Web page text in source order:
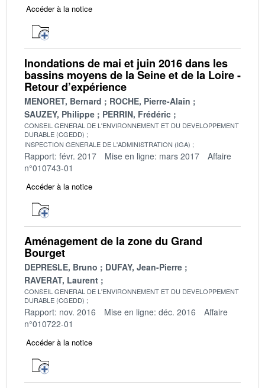
Accéder à la notice
Inondations de mai et juin 2016 dans les
bassins moyens de la Seine et de la Loire -
Retour d’expérience
MENORET, Bernard
ROCHE, Pierre-Alain
SAUZEY, Philippe
PERRIN, Frédéric
CONSEIL GENERAL DE L'ENVIRONNEMENT ET DU DEVELOPPEMENT
DURABLE (CGEDD)
INSPECTION GENERALE DE L'ADMINISTRATION (IGA)
Rapport: févr. 2017 Mise en ligne: mars 2017
Affaire
n°010743-01
Accéder à la notice
Aménagement de la zone du Grand
Bourget
DEPRESLE, Bruno
DUFAY, Jean-Pierre
RAVERAT, Laurent
CONSEIL GENERAL DE L'ENVIRONNEMENT ET DU DEVELOPPEMENT
DURABLE (CGEDD)
Rapport: nov. 2016 Mise en ligne: déc. 2016
Affaire
n°010722-01
Accéder à la notice